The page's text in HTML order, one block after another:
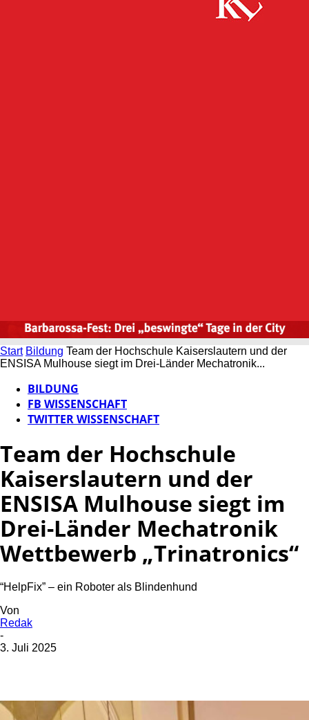
Start Bildung Team der Hochschule Kaiserslautern und der
ENSISA Mulhouse siegt im Drei-Länder Mechatronik...
BILDUNG
FB WISSENSCHAFT
TWITTER WISSENSCHAFT
Team der Hochschule
Kaiserslautern und der
ENSISA Mulhouse siegt im
Drei-Länder Mechatronik
Wettbewerb „Trinatronics“
“HelpFix” – ein Roboter als Blindenhund
Von
Redak
-
3. Juli 2025